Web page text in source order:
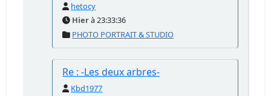
hetocy
Hierà 23:33:36
PHOTO PORTRAIT & STUDIO
Re : -Les deux arbres-
Kbd1977